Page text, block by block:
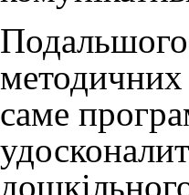
Подальшого
методичних
саме